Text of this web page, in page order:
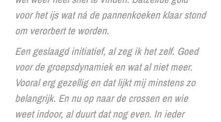
voor het ijs wat ná de pannenkoeken klaar stond
om verorbert te worden.
Een geslaagd initiatief, al zeg ik het zelf. Goed
voor de groepsdynamiek en wat al niet meer.
Vooral erg gezellig en dat lijkt mij minstens zo
belangrijk. En nu op naar de crossen en wie
weet indoor, al duurt dat nog even. In ieder